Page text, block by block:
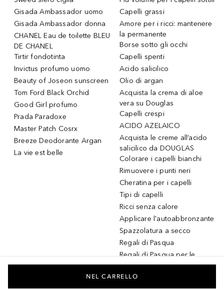
Gisada Ambassador uomo
Gisada Ambassador donna
CHANEL Eau de toilette BLEU
DE CHANEL
Tirtir fondotinta
Invictus profumo uomo
Beauty of Joseon sunscreen
Tom Ford Black Orchid
Good Girl profumo
Prada Paradoxe
Master Patch Cosrx
Breeze Deodorante Argan
La vie est belle
Capelli grassi
Amore per i ricci: mantenere
la permanente
Borse sotto gli occhi
Capelli spenti
Acido salicilico
Olio di argan
Acquista la crema di aloe
vera su Douglas
Capelli crespi
ACIDO AZELAICO
Acquista le creme all’acido
salicilico da DOUGLAS
Colorare i capelli bianchi
Rimuovere i punti neri
Cheratina per i capelli
Tipi di capelli
Ricci senza calore
Applicare l'autoabbronzante
Spazzolatura a secco
Regali di Pasqua
Regali di Pasqua per le
donne
Regali di Pasqua per gli
NEL CARRELLO